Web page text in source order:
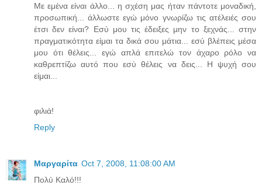
Με εμένα είναι άλλο... η σχέση μας ήταν πάντοτε μοναδική,
προσωπική... άλλωστε εγώ μόνο γνωρίζω τις ατέλειές σου
έτσι δεν είναι? Εσύ μου τις έδειξες μην το ξεχνάς... στην
πραγματικότητα είμαι τα δικά σου μάτια... εσύ βλέπεις μέσα
μου ότι θέλεις... εγώ απλά επιτελώ τον άχαρο ρόλο να
καθρεπτίζω αυτό που εσύ θέλεις να δεις... Η ψυχή σου
είμαι...
φιλιά!
Reply
Μαργαρίτα Oct 7, 2008, 11:08:00 AM
Πολύ Καλό!!!